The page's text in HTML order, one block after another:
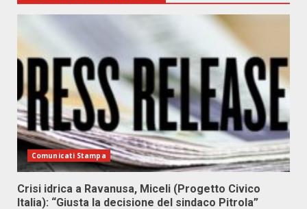
Comunicati Stampa
Crisi idrica a Ravanusa, Miceli (Progetto Civico
Italia): “Giusta la decisione del sindaco Pitrola”